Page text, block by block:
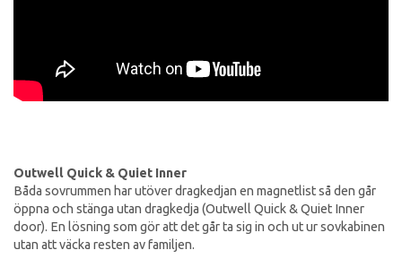
Outwell Quick & Quiet Inner
Båda sovrummen har utöver dragkedjan en magnetlist så den går
öppna och stänga utan dragkedja (Outwell Quick & Quiet Inner
door). En lösning som gör att det går ta sig in och ut ur sovkabinen
utan att väcka resten av familjen.